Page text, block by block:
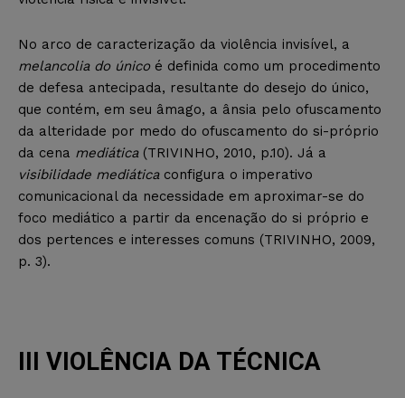
No arco de caracterização da violência invisível, a
melancolia do único é definida como um procedimento
de defesa antecipada, resultante do desejo do único,
que contém, em seu âmago, a ânsia pelo ofuscamento
da alteridade por medo do ofuscamento do si-próprio
da cena mediática(TRIVINHO, 2010, p.10). Já a
visibilidade mediáticaconfigura o imperativo
comunicacional da necessidade em aproximar-se do
foco mediático a partir da encenação do si próprio e
dos pertences e interesses comuns (TRIVINHO, 2009,
p. 3).
III VIOLÊNCIA DA TÉCNICA